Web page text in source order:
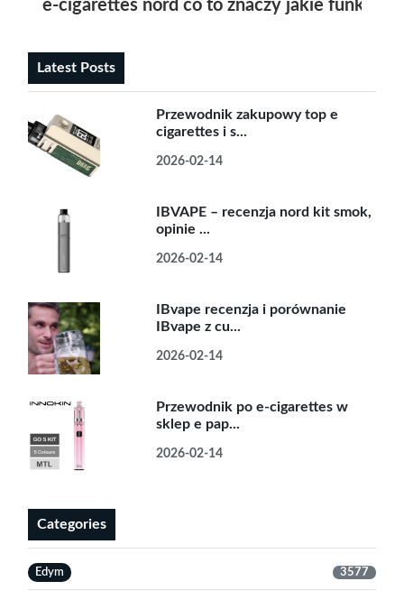
e-cigarettes nord co to znaczy jakie funkcje
Latest Posts
Przewodnik zakupowy top e
cigarettes i s...
2026-02-14
IBVAPE – recenzja nord kit smok,
opinie ...
2026-02-14
IBvape recenzja i porównanie
IBvape z cu...
2026-02-14
Przewodnik po e-cigarettes w
sklep e pap...
2026-02-14
Categories
Edym 3577